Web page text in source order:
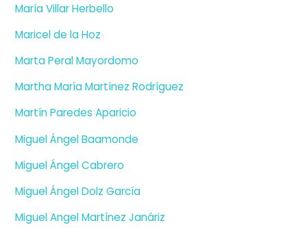
María Villar Herbello
Maricel de la Hoz
Marta Peral Mayordomo
Martha María Martínez Rodríguez
Martín Paredes Aparicio
Miguel Ángel Baamonde
Miguel Ángel Cabrero
Miguel Ángel Dolz García
Miguel Angel Martínez Janáriz